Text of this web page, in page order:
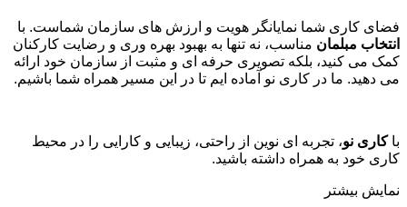
فضای کاری شما نمایانگر هویت و ارزش های سازمان شماست. با
انتخاب مبلمان مناسب، نه تنها به بهبود بهره وری و رضایت کارکنان
کمک می کنید، بلکه تصویری حرفه ای و مثبت از سازمان خود ارائه
می دهید. ما در کاری نو آماده ایم تا در این مسیر همراه شما باشیم.
باکاری نو، تجربه ای نوین از راحتی، زیبایی و کارایی را در محیط
کاری خود به همراه داشته باشید.
نمایش بیشتر